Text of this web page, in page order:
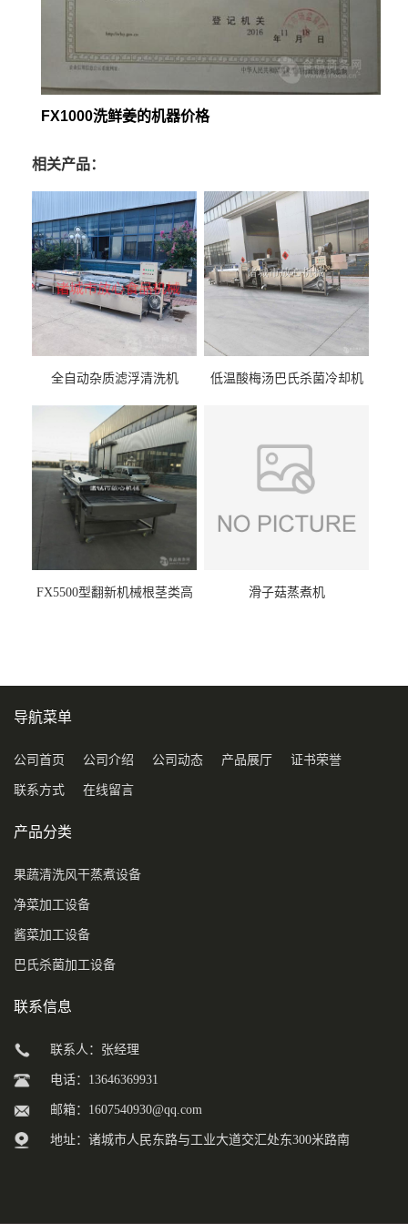
FX1000洗鲜姜的机器价格
相关产品：
全自动杂质滤浮清洗机 低温酸梅汤巴氏杀菌冷却机
FX5500型翻新机械根茎类高
滑子菇蒸煮机
导航菜单
公司首页 公司介绍 公司动态 产品展厅 证书荣誉
联系方式 在线留言
产品分类
果蔬清洗风干蒸煮设备
净菜加工设备
酱菜加工设备
巴氏杀菌加工设备
联系信息
联系人：张经理
电话：13646369931
邮箱： 1607540930@qq.com
地址：诸城市人民东路与工业大道交汇处东300米路南